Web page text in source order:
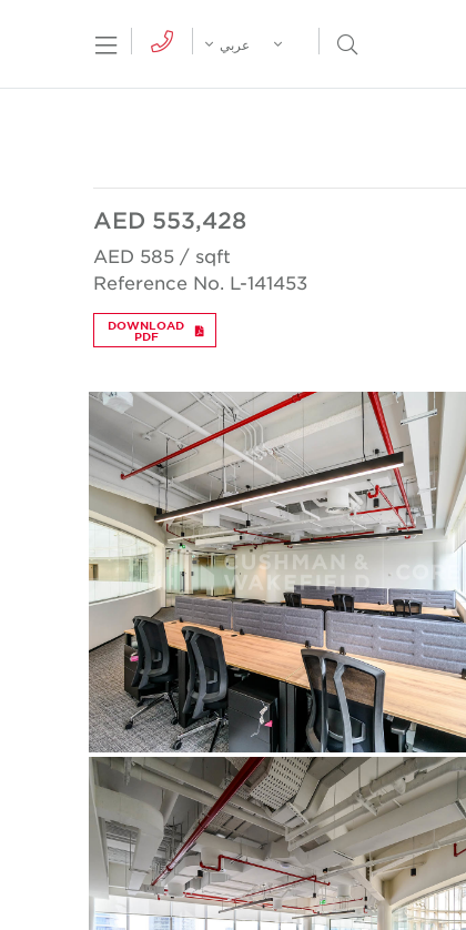
Menu Open Search Menu
عربي
AED 553,428
AED 585 / sqft
Reference No. L-141453
DOWNLOAD
PDF